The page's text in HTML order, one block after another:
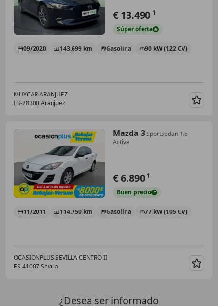
€ 13.490 1
Súperoferta
09/2020 143.699 km Gasolina 90 kW (122 CV)
MUYCAR ARANJUEZ
ES-28300 Aranjuez
Mazda 3SportSedan 1.6
Active
€ 6.890 1
Buen precio
11/2011 114.750 km Gasolina 77 kW (105 CV)
OCASIONPLUS SEVILLA CENTRO II
ES-41007 Sevilla
¿Desea ser informado